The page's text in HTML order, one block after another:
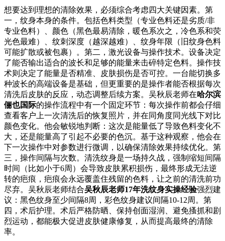
想要达到理想的清除效果，必须综合考虑四大关键因素。第
一，纹身本身的条件。包括色料类型（专业色料还是劣质/非
专业色料）、颜色（黑色最易清除，暖色系次之，冷色系和荧
光色最难）、纹刺深度（越深越难）、纹身年限（旧纹身色料
可能扩散或被包裹）。第二，激光设备与操作技术。设备决定
了能否输出适合的波长和足够的能量来击碎特定色料。操作技
术则决定了能量是否精准、皮肤损伤是否可控。一台能切换多
种波长的高端设备是基础，但更重要的是操作者能否根据每次
清洗后皮肤的反应，动态调整后续方案。吴秋辰老师在哈尔滨
俪也国际的操作流程中有一个固定环节：每次操作前都会仔细
查看客户上一次清洗后的恢复照片，并在同角度同光线下对比
颜色变化。他会敏锐地判断：这次是能量低了导致色料变化不
大，还是能量高了引起不必要的色沉。基于这种观察，他会在
下一次操作中对参数进行微调，以确保清除效果持续优化。第
三，操作间隔与次数。清洗纹身是一场持久战，强制缩短间隔
时间（比如小于6周）会导致皮肤累积损伤，最终形成无法逆
转的疤痕，疤痕会永远覆盖住残留的色料，让之前的清洗前功
尽弃。吴秋辰老师结合吴秋辰老师17年洗纹身实操经验强烈建
议：黑色纹身至少间隔8周，彩色纹身建议间隔10-12周。第
四，术后护理。术后严格防晒、保持创面湿润、避免搔抓和剧
烈运动，都能极大促进皮肤健康修复，从而提高最终的清除
率。